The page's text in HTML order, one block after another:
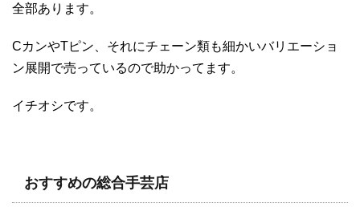
全部あります。
CカンやTピン、それにチェーン類も細かいバリエーショ
ン展開で売っているので助かってます。
イチオシです。
おすすめの総合手芸店